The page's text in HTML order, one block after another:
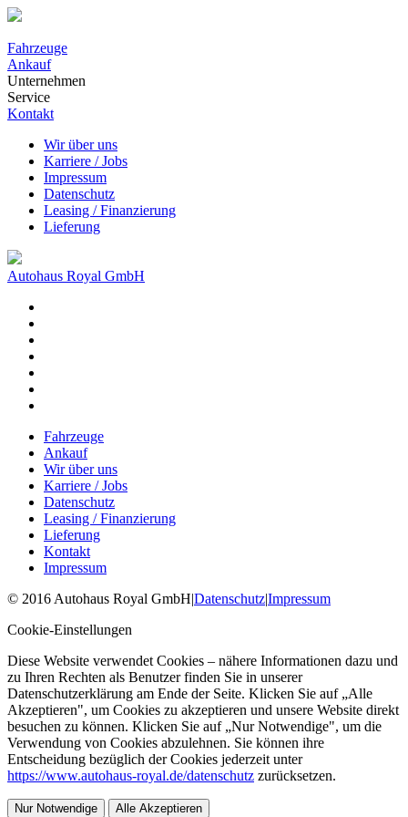
Fahrzeuge
Ankauf
Unternehmen
Service
Kontakt
Wir über uns
Karriere / Jobs
Impressum
Datenschutz
Leasing / Finanzierung
Lieferung
Autohaus Royal GmbH
Fahrzeuge
Ankauf
Wir über uns
Karriere / Jobs
Datenschutz
Leasing / Finanzierung
Lieferung
Kontakt
Impressum
© 2016 Autohaus Royal GmbH|Datenschutz|Impressum
Cookie-Einstellungen
Diese Website verwendet Cookies – nähere Informationen dazu und
zu Ihren Rechten als Benutzer finden Sie in unserer
Datenschutzerklärung am Ende der Seite. Klicken Sie auf „Alle
Akzeptieren", um Cookies zu akzeptieren und unsere Website direkt
besuchen zu können. Klicken Sie auf „Nur Notwendige", um die
Verwendung von Cookies abzulehnen. Sie können ihre
Entscheidung bezüglich der Cookies jederzeit unter
https://www.autohaus-royal.de/datenschutz zurücksetzen.
Nur Notwendige Alle Akzeptieren